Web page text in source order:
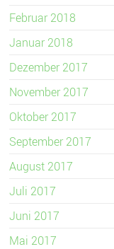
Februar 2018
Januar 2018
Dezember 2017
November 2017
Oktober 2017
September 2017
August 2017
Juli 2017
Juni 2017
Mai 2017